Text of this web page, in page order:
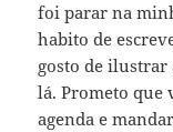
foi parar na
habito de
gosto de ilustrar
lá. Prometo que
agenda e